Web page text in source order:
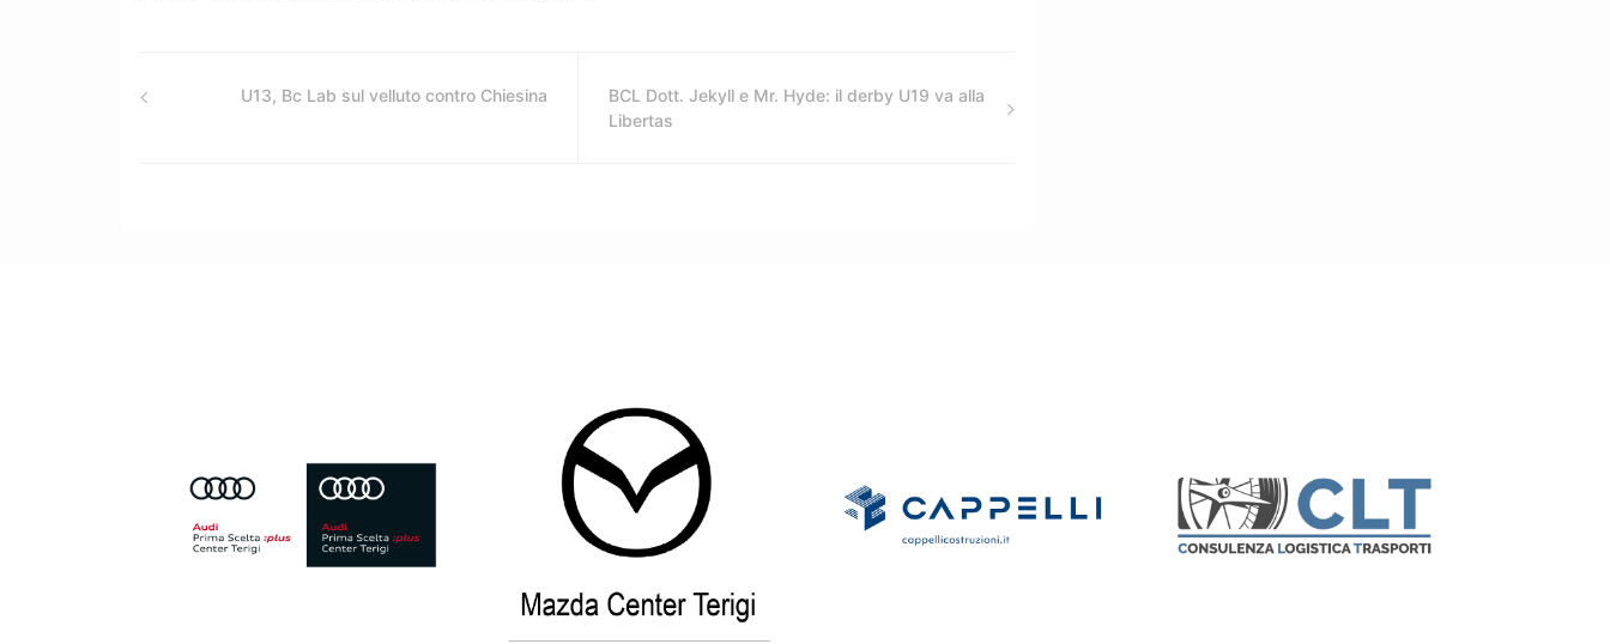
U13, Bc Lab sul velluto contro Chiesina
BCL Dott. Jekyll e Mr. Hyde: il derby U19 va alla
Libertas